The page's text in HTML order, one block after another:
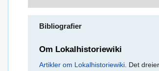
Bibliografier
Om Lokalhistoriewiki
Artikler om Lokalhistoriewiki . Det